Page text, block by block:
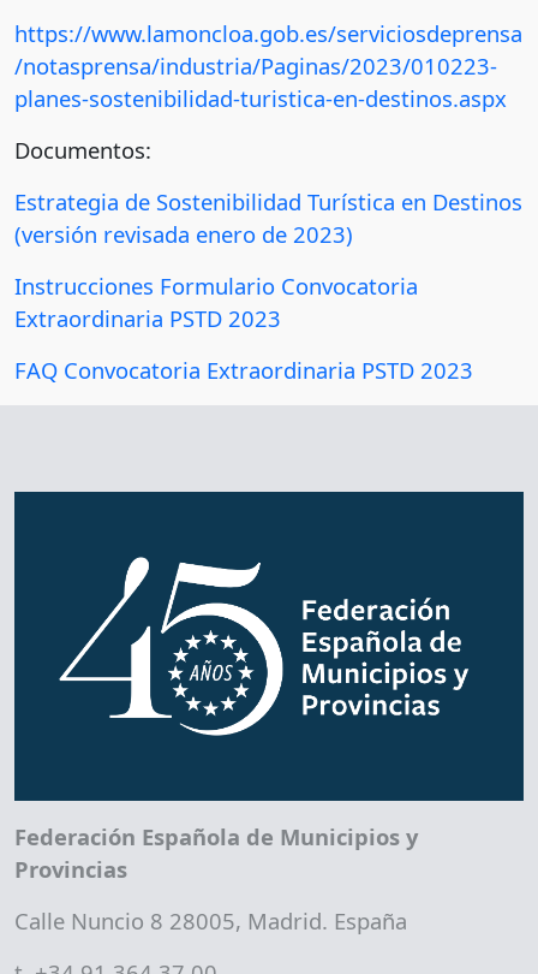
https://www.lamoncloa.gob.es/serviciosdeprensa
/notasprensa/industria/Paginas/2023/010223-
planes-sostenibilidad-turistica-en-destinos.aspx
Documentos:
Estrategia de Sostenibilidad Turística en Destinos
(versión revisada enero de 2023)
Instrucciones Formulario Convocatoria
Extraordinaria PSTD 2023
FAQ Convocatoria Extraordinaria PSTD 2023
Federación Española de Municipios y
Provincias
Calle Nuncio 8 28005, Madrid. España